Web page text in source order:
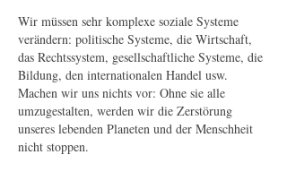
Wir müssen sehr komplexe soziale Systeme
verändern: politische Systeme, die Wirtschaft,
das Rechtssystem, gesellschaftliche Systeme, die
Bildung, den internationalen Handel usw.
Machen wir uns nichts vor: Ohne sie alle
umzugestalten, werden wir die Zerstörung
unseres lebenden Planeten und der Menschheit
nicht stoppen.